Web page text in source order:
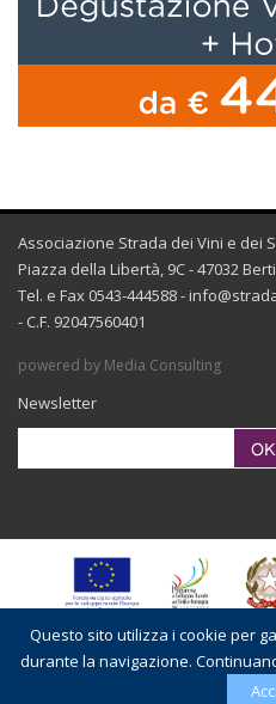
Associazione Strada dei Vini e dei
Piazza della Libertà, 9C - 47032
Tel. e Fax 0543-444588 -
- C.F. 92047560401
powered by Media Consulting
Newsletter
Questo sito utilizza i cookie per
durante la navigazione.